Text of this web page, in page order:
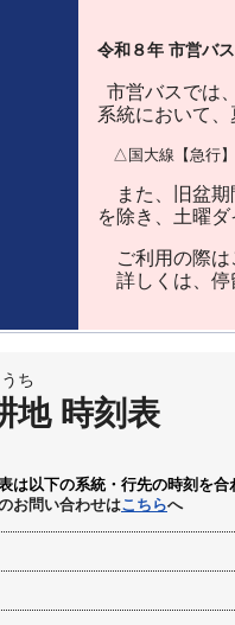
令和８年 市営バ
市営バスでは
系統において、
△国大線【急行】
また、旧盆期
を除き、土曜
ご利用の際は
詳しくは、停
ち
地 時刻表
は以下の系統・行先の時刻を合
お問い合わせはこちらへ